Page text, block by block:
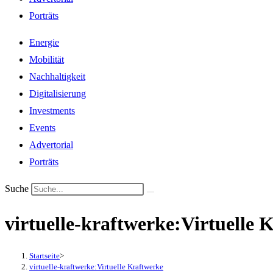
Porträts
Energie
Mobilität
Nachhaltigkeit
Digitalisierung
Investments
Events
Advertorial
Porträts
Suche
virtuelle-kraftwerke:Virtuelle
Startseite>
virtuelle-kraftwerke:Virtuelle Kraftwerke